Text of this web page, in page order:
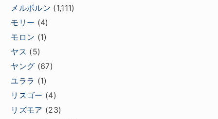
メルボルン (1,111)
モリー (4)
モロン (1)
ヤス (5)
ヤング (67)
ユララ (1)
リスゴー (4)
リズモア (23)